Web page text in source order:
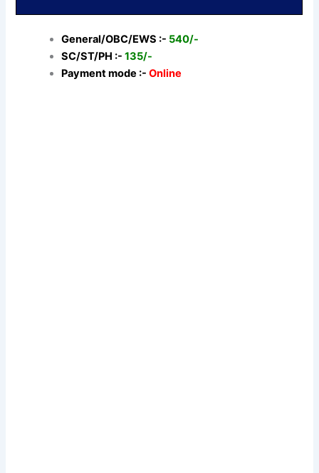
General/OBC/EWS :- 540/-
SC/ST/PH :-135/-
Payment mode :-Online